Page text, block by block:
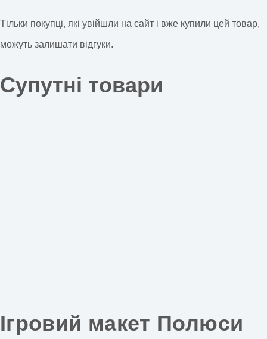
Тільки покупці, які увійшли на сайт і вже купили цей товар,
можуть залишати відгуки.
Супутні товари
Ігровий макет Полюси